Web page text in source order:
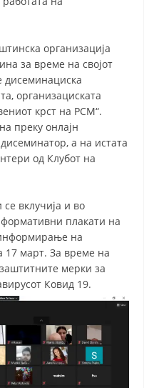
МАТЕРИЈАЛИ
организација
за време на својот
дисеминациска
организациската
крст на РСМ“.
преку онлајн
а на истата
од Клубот на
вклучија и во
плакати на
на
17 март. За време на
мерки за
Ковид 19.